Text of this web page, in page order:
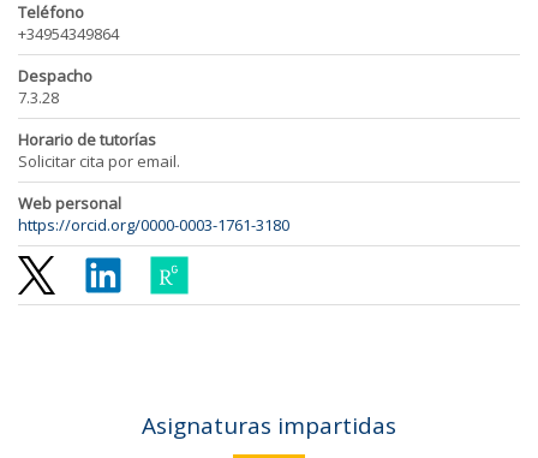
Teléfono
+34954349864
Despacho
7.3.28
Horario de tutorías
Solicitar cita por email.
Web personal
https://orcid.org/0000-0003-1761-3180
Asignaturas impartidas